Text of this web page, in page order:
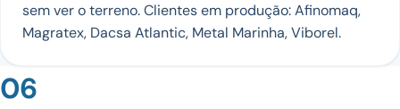
sem ver o terreno. Clientes em produção: Afinomaq,
Magratex, Dacsa Atlantic, Metal Marinha, Viborel.
06